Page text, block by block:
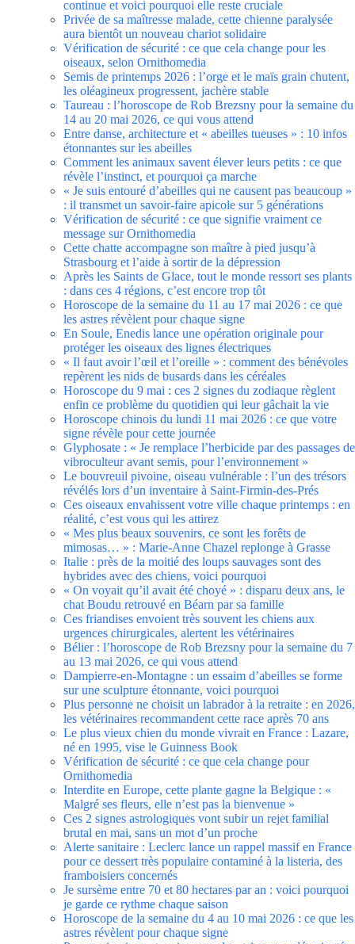
continue et voici pourquoi elle reste cruciale
Privée de sa maîtresse malade, cette chienne paralysée
aura bientôt un nouveau chariot solidaire
Vérification de sécurité : ce que cela change pour les
oiseaux, selon Ornithomedia
Semis de printemps 2026 : l’orge et le maïs grain chutent,
les oléagineux progressent, jachère stable
Taureau : l’horoscope de Rob Brezsny pour la semaine du
14 au 20 mai 2026, ce qui vous attend
Entre danse, architecture et « abeilles tueuses » : 10 infos
étonnantes sur les abeilles
Comment les animaux savent élever leurs petits : ce que
révèle l’instinct, et pourquoi ça marche
« Je suis entouré d’abeilles qui ne causent pas beaucoup »
: il transmet un savoir-faire apicole sur 5 générations
Vérification de sécurité : ce que signifie vraiment ce
message sur Ornithomedia
Cette chatte accompagne son maître à pied jusqu’à
Strasbourg et l’aide à sortir de la dépression
Après les Saints de Glace, tout le monde ressort ses plants
: dans ces 4 régions, c’est encore trop tôt
Horoscope de la semaine du 11 au 17 mai 2026 : ce que
les astres révèlent pour chaque signe
En Soule, Enedis lance une opération originale pour
protéger les oiseaux des lignes électriques
« Il faut avoir l’œil et l’oreille » : comment des bénévoles
repèrent les nids de busards dans les céréales
Horoscope du 9 mai : ces 2 signes du zodiaque règlent
enfin ce problème du quotidien qui leur gâchait la vie
Horoscope chinois du lundi 11 mai 2026 : ce que votre
signe révèle pour cette journée
Glyphosate : « Je remplace l’herbicide par des passages de
vibroculteur avant semis, pour l’environnement »
Le bouvreuil pivoine, oiseau vulnérable : l’un des trésors
révélés lors d’un inventaire à Saint-Firmin-des-Prés
Ces oiseaux envahissent votre ville chaque printemps : en
réalité, c’est vous qui les attirez
« Mes plus beaux souvenirs, ce sont les forêts de
mimosas… » : Marie-Anne Chazel replonge à Grasse
Italie : près de la moitié des loups sauvages sont des
hybrides avec des chiens, voici pourquoi
« On voyait qu’il avait été choyé » : disparu deux ans, le
chat Boudu retrouvé en Béarn par sa famille
Ces friandises envoient très souvent les chiens aux
urgences chirurgicales, alertent les vétérinaires
Bélier : l’horoscope de Rob Brezsny pour la semaine du 7
au 13 mai 2026, ce qui vous attend
Dampierre-en-Montagne : un essaim d’abeilles se forme
sur une sculpture étonnante, voici pourquoi
Plus personne ne choisit un labrador à la retraite : en 2026,
les vétérinaires recommandent cette race après 70 ans
Le plus vieux chien du monde vivrait en France : Lazare,
né en 1995, vise le Guinness Book
Vérification de sécurité : ce que cela change pour
Ornithomedia
Interdite en Europe, cette plante gagne la Belgique : «
Malgré ses fleurs, elle n’est pas la bienvenue »
Ces 2 signes astrologiques vont subir un rejet familial
brutal en mai, sans un mot d’un proche
Alerte sanitaire : Leclerc lance un rappel massif en France
pour ce dessert très populaire contaminé à la listeria, des
framboisiers concernés
Je sursème entre 70 et 80 hectares par an : voici pourquoi
je garde ce rythme chaque saison
Horoscope de la semaine du 4 au 10 mai 2026 : ce que les
astres révèlent pour chaque signe